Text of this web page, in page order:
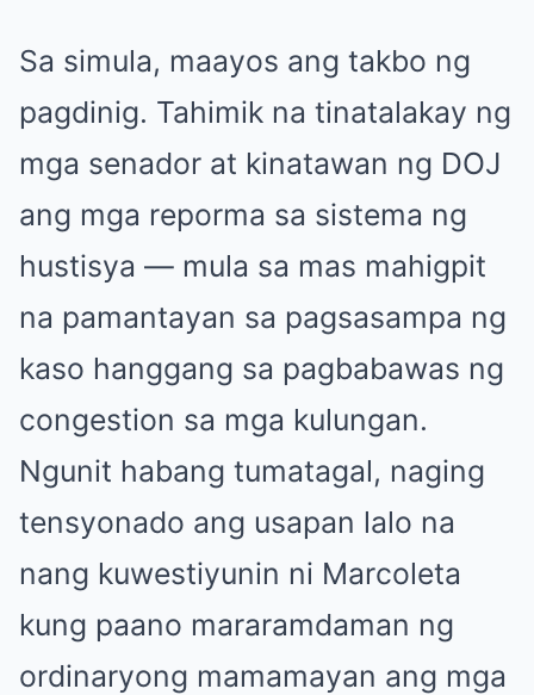
Sa simula, maayos ang takbo ng
pagdinig. Tahimik na tinatalakay ng
mga senador at kinatawan ng DOJ
ang mga reporma sa sistema ng
hustisya — mula sa mas mahigpit
na pamantayan sa pagsasampa ng
kaso hanggang sa pagbabawas ng
congestion sa mga kulungan.
Ngunit habang tumatagal, naging
tensyonado ang usapan lalo na
nang kuwestiyunin ni Marcoleta
kung paano mararamdaman ng
ordinaryong mamamayan ang mga